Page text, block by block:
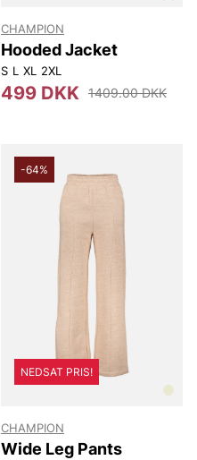
CHAMPION
Hooded Jacket
S L XL 2XL
499 DKK 1409.00 DKK
-64%
NEDSAT PRIS!
CHAMPION
Wide Leg Pants